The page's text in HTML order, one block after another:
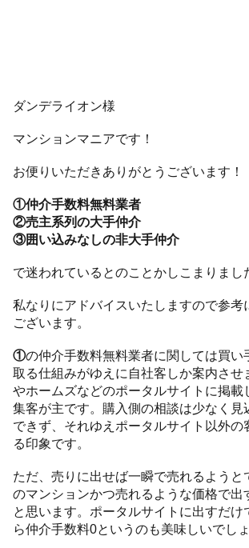
ダンデライオン様
マンションマニアです！
お便りいただきありがとうございます！
①仲介手数料無料業者
②売主系列の大手仲介
③囲い込みなしの非大手仲介
で迷われているとのことかしこまりまし
私なりにアドバイスいたしますので参考
ございます。
①の仲介手数料無料業者に関しては買い
取る仕組みがゆえに自社客しか案内させ
やホームズなどのポータルサイトに掲載
集客が主です。購入側の相談は少なく見
できず、それゆえポータルサイト以外の
る印象です。
ただ、売りに出せば一瞬で売れるようと
のマンションかつ売れるような価格で出
と思います。ポータルサイトに出すだけ
ら仲介手数料0というのも美味しいでしょ